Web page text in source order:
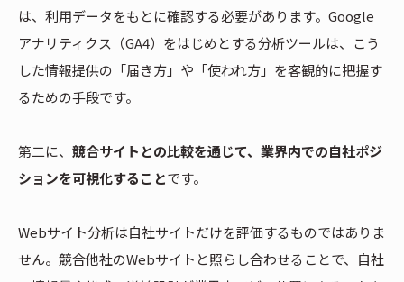
は、利用データをもとに確認する必要があります。Google
アナリティクス（GA4）をはじめとする分析ツールは、こう
した情報提供の「届き方」や「使われ方」を客観的に把握す
るための手段です。
第二に、 競合サイトとの比較を通じて、業界内での自社ポジ
ションを可視化することです。
Webサイト分析は自社サイトだけを評価するものではありま
せん。競合他社のWebサイトと照らし合わせることで、自社